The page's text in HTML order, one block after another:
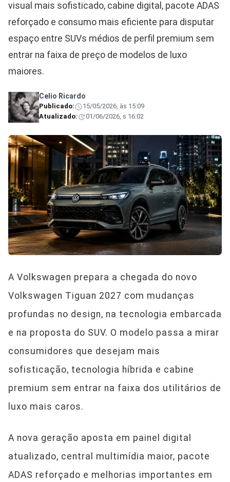
visual mais sofisticado, cabine digital, pacote ADAS
reforçado e consumo mais eficiente para disputar
espaço entre SUVs médios de perfil premium sem
entrar na faixa de preço de modelos de luxo
maiores.
Celio Ricardo
Publicado:
15/05/2026, às 15:09
Atualizado:
01/06/2026, s 16:02
A Volkswagen prepara a chegada do novo
Volkswagen Tiguan 2027 com mudanças
profundas no design, na tecnologia embarcada
e na proposta do SUV. O modelo passa a mirar
consumidores que desejam mais
sofisticação, tecnologia híbrida e cabine
premium sem entrar na faixa dos utilitários de
luxo mais caros.
A nova geração aposta em painel digital
atualizado, central multimídia maior, pacote
ADAS reforçado e melhorias importantes em